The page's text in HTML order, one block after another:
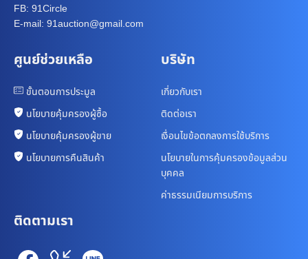
FB: 91Circle
E-mail: 91auction@gmail.com
ศูนย์ช่วยเหลือ
ขั้นตอนการประมูล
นโยบายคุ้มครองผู้ซื้อ
นโยบายคุ้มครองผู้ขาย
นโยบายการคืนสินค้า
บริษัท
เกี่ยวกับเรา
ติดต่อเรา
เงื่อนไขข้อตกลงการใช้บริการ
นโยบายในการคุ้มครองข้อมูลส่วน
บุคคล
ค่าธรรมเนียมการบริการ
ติดตามเรา